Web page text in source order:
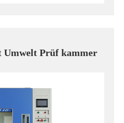
Prüf kammer